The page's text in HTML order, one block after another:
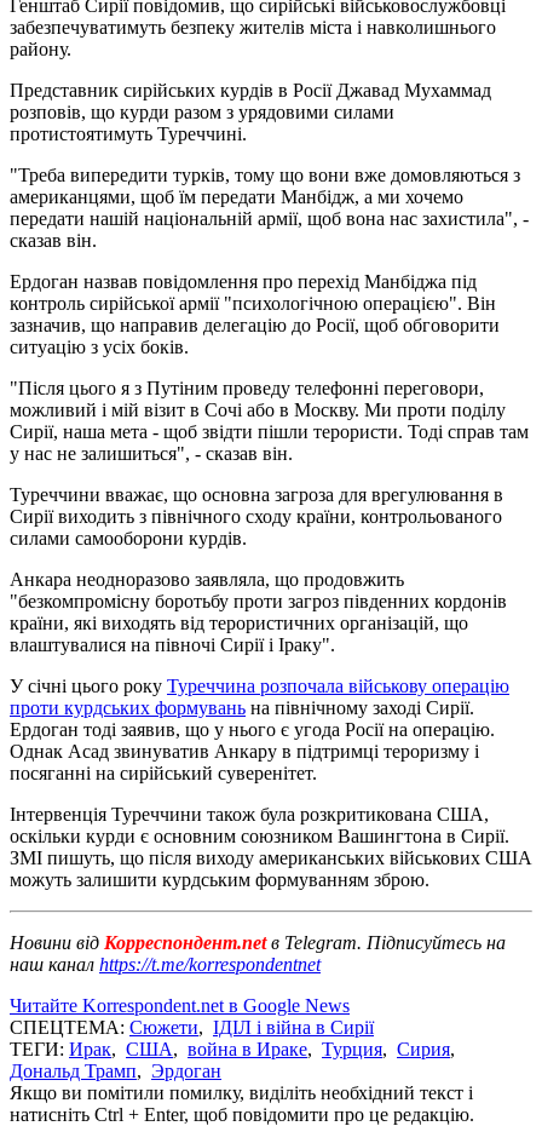
Генштаб Сирії повідомив, що сирійські військовослужбовці
забезпечуватимуть безпеку жителів міста і навколишнього
району.
Представник сирійських курдів в Росії Джавад Мухаммад
розповів, що курди разом з урядовими силами
протистоятимуть Туреччині.
"Треба випередити турків, тому що вони вже домовляються з
американцями, щоб їм передати Манбідж, а ми хочемо
передати нашій національній армії, щоб вона нас захистила", -
сказав він.
Ердоган назвав повідомлення про перехід Манбіджа під
контроль сирійської армії "психологічною операцією". Він
зазначив, що направив делегацію до Росії, щоб обговорити
ситуацію з усіх боків.
"Після цього я з Путіним проведу телефонні переговори,
можливий і мій візит в Сочі або в Москву. Ми проти поділу
Сирії, наша мета - щоб звідти пішли терористи. Тоді справ там
у нас не залишиться", - сказав він.
Туреччини вважає, що основна загроза для врегулювання в
Сирії виходить з північного сходу країни, контрольованого
силами самооборони курдів.
Анкара неодноразово заявляла, що продовжить
"безкомпромісну боротьбу проти загроз південних кордонів
країни, які виходять від терористичних організацій, що
влаштувалися на півночі Сирії і Іраку".
У січні цього року Туреччина розпочала військову операцію
проти курдських формувань на північному заході Сирії.
Ердоган тоді заявив, що у нього є угода Росії на операцію.
Однак Асад звинуватив Анкару в підтримці тероризму і
посяганні на сирійський суверенітет.
Інтервенція Туреччини також була розкритикована США,
оскільки курди є основним союзником Вашингтона в Сирії.
ЗМІ пишуть, що після виходу американських військових США
можуть залишити курдським формуванням зброю.
Новини від Корреспондент.netв Telegram. Підписуйтесь на
наш канал https://t.me/korrespondentnet
Читайте Korrespondent.net в Google News
СПЕЦТЕМА: Сюжети, ІДІЛ і війна в Сирії
ТЕГИ: Ирак, США, война в Ираке, Турция, Сирия,
Дональд Трамп, Эрдоган
Якщо ви помітили помилку, виділіть необхідний текст і
натисніть Ctrl + Enter, щоб повідомити про це редакцію.